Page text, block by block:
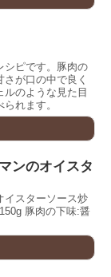
シピです。豚肉の
が口の中で良く
のような見た目
れます。
ンのオイスタ
イスターソース炒
豚肉の下味:醤